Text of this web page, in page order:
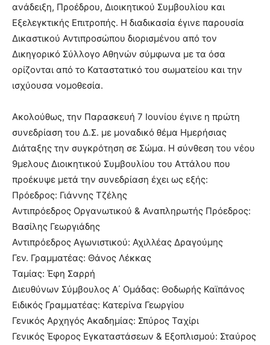
ανάδειξη, Προέδρου, Διοικητικού Συμβουλίου και
Εξελεγκτικής Επιτροπής. Η διαδικασία έγινε παρουσία
Δικαστικού Αντιπροσώπου διορισμένου από τον
Δικηγορικό Σύλλογο Αθηνών σύμφωνα με τα όσα
ορίζονται από το Καταστατικό του σωματείου και την
ισχύουσα νομοθεσία.
Ακολούθως, την Παρασκευή 7 Ιουνίου έγινε η πρώτη
συνεδρίαση του Δ.Σ. με μοναδικό θέμα Ημερήσιας
Διάταξης την συγκρότηση σε Σώμα. Η σύνθεση του νέου
9μελους Διοικητικού Συμβουλίου του Αττάλου που
προέκυψε μετά την συνεδρίαση έχει ως εξής:
Πρόεδρος: Γιάννης Τζέλης
Αντιπρόεδρος Οργανωτικού & Αναπληρωτής Πρόεδρος:
Βασίλης Γεωργιάδης
Αντιπρόεδρος Αγωνιστικού: Αχιλλέας Δραγούμης
Γεν. Γραμματέας: Θάνος Λέκκας
Ταμίας: Έφη Σαρρή
Διευθύνων Σύμβουλος Α΄ Ομάδας: Θοδωρής Καϊπάνος
Ειδικός Γραμματέας: Κατερίνα Γεωργίου
Γενικός Αρχηγός Ακαδημίας: Σπύρος Ταχίρι
Γενικός Έφορος Εγκαταστάσεων & Εξοπλισμού: Σταύρος